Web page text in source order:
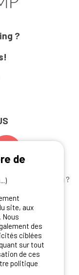
?
offres camping ?
de
site, aux
Nous
des
ciblées
sur tout
de ces
politique